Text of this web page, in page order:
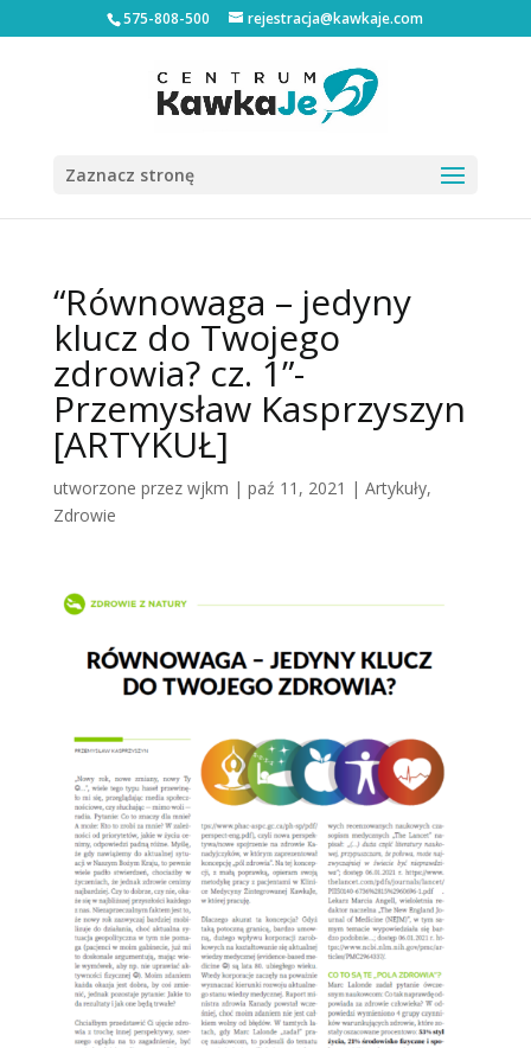
575-808-500 rejestracja@kawkaje.com
Zaznacz stronę
“Równowaga – jedyny
klucz do Twojego
zdrowia? cz. 1”-
Przemysław Kasprzyszyn
[ARTYKUŁ]
utworzone przez wjkm | paź 11, 2021 | Artykuły,
Zdrowie